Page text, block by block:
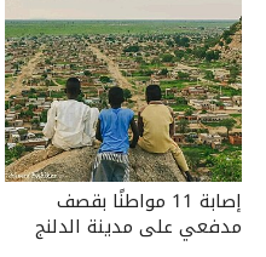
إصابة 11 مواطنًا بقصف
مدفعي على مدينة الدلنج